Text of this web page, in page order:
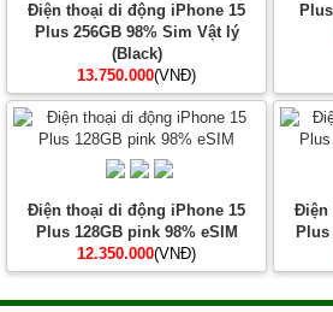
Điện thoại di động iPhone 15
Plus 256GB 98% Sim Vật lý
(Black)
13.750.000(VNĐ)
Điện thoại di động iPhone 15
Plus 128GB pink 98% eSIM
12.350.000(VNĐ)
Điện
Plus